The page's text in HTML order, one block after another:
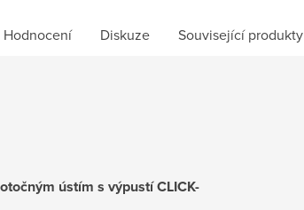
Hodnocení Diskuze Související produkty
ústím s výpustí CLICK-